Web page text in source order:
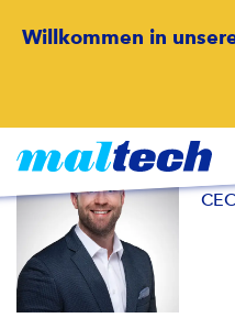
Willkommen in